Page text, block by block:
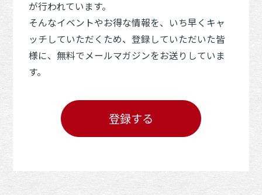
が行われています。
そんなイベントやお得な情報を、いち早くキャ
ッチしていただくため、登録していただいた皆
様に、無料でメールマガジンをお送りしていま
す。
登録する